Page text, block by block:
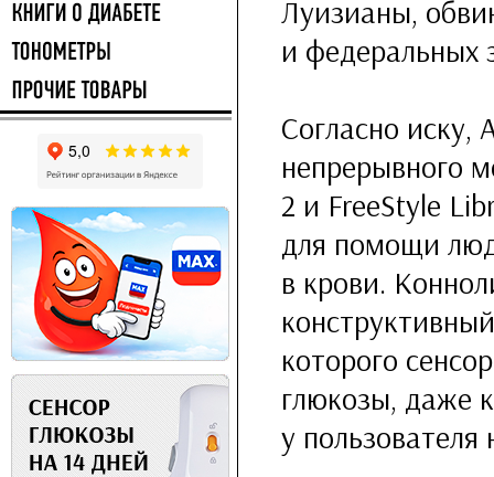
Луизианы,
и федеральных
Согласно иску,
непрерывного
2 и FreeStyle
для помощи
в крови.
которого
глюкозы, даже
у